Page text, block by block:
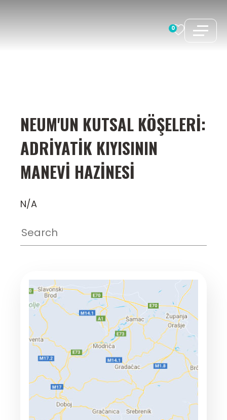
0
NEUM'UN KUTSAL KÖŞELERI:
ADRIYATIK KIYISININ
MANEVI HAZINESI
N/A